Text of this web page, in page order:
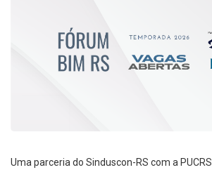
Uma parceria do Sinduscon-RS com a PUCRS.